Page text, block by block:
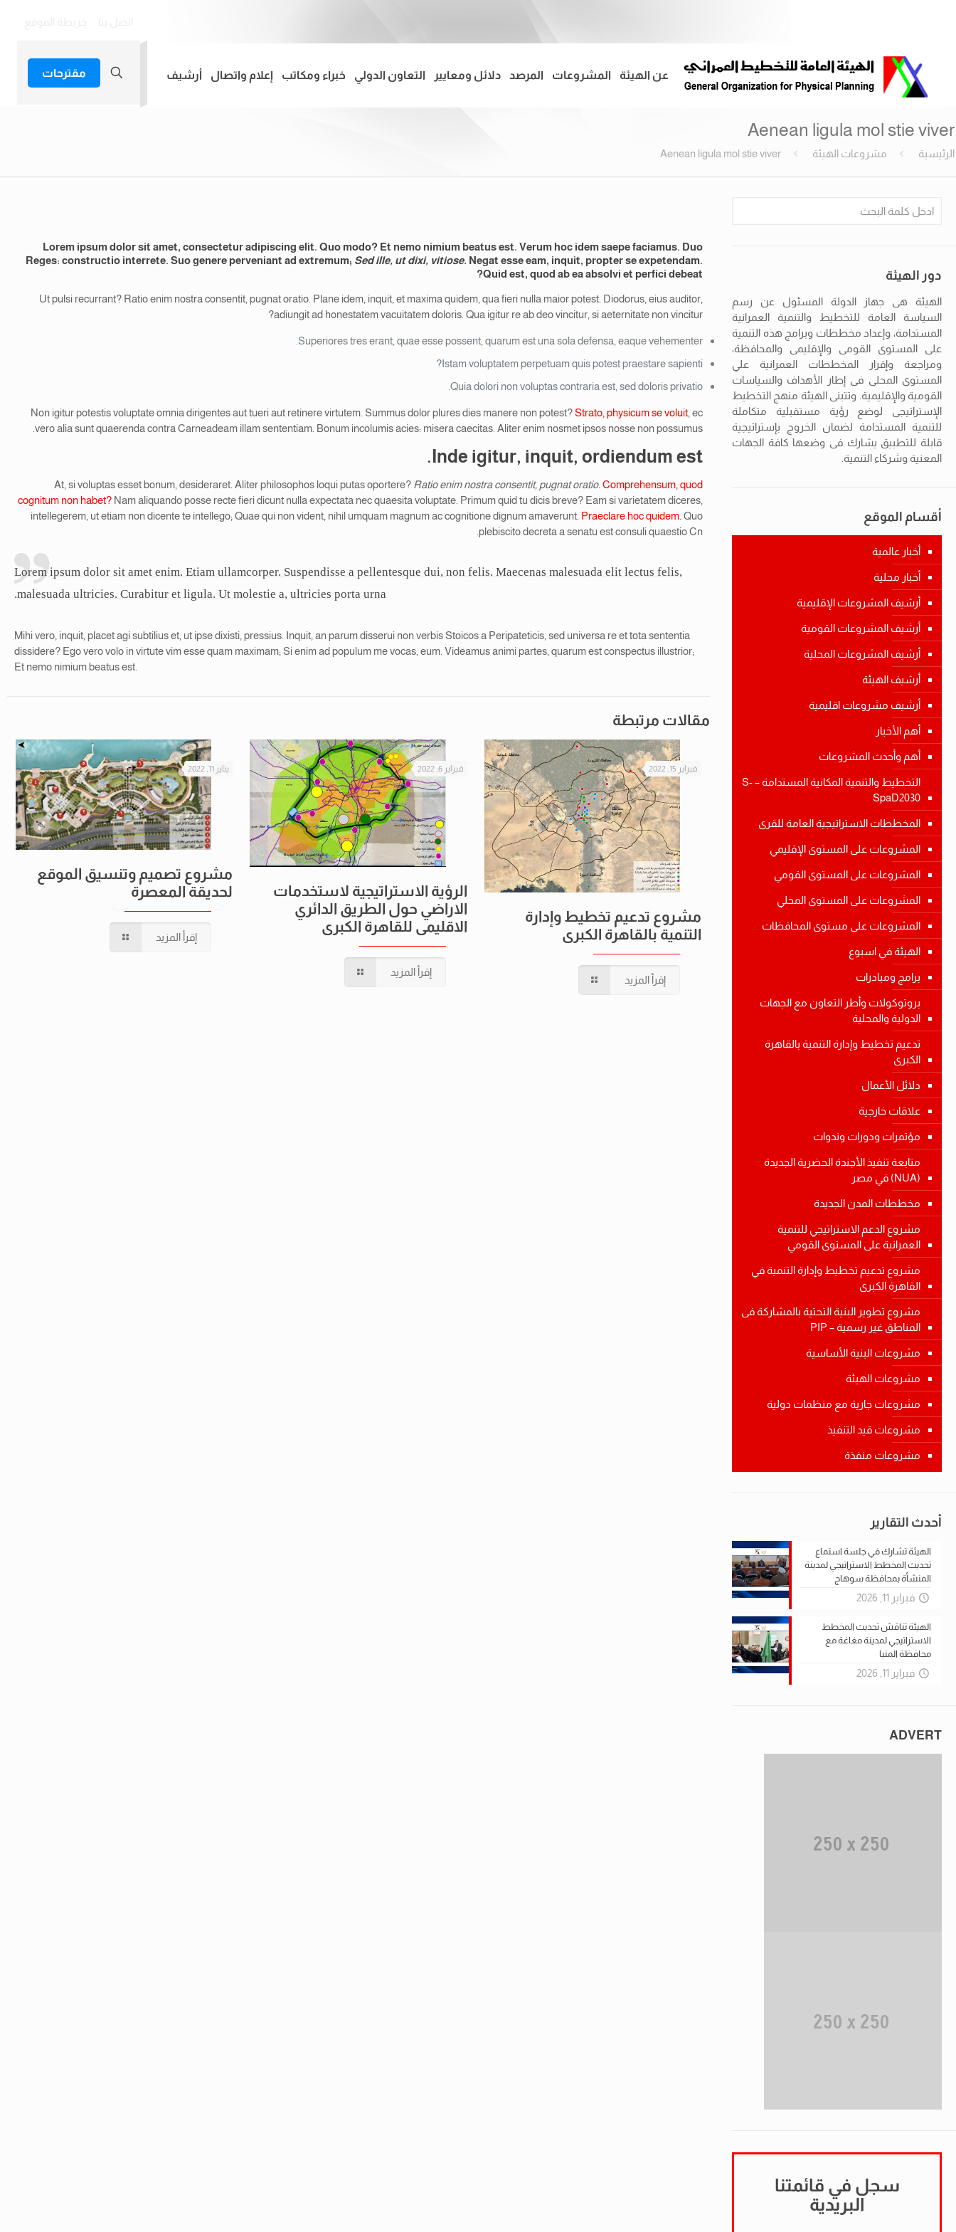
عن الهيئة المشروعات المرصد دلائل ومعايير التعاون الدولي خبراء ومكاتب إعلام واتصال أرشيف مقترحات
Aenean ligula mol stie viver
الرئيسية مشروعات الهيئة Aenean ligula mol stie viver
Lorem ipsum dolor sit amet, consectetur adipiscing elit. Quo modo? Et nemo nimium beatus est.Verum hoc idem saepe faciamus. Duo
Reges: constructio interrete. Suo genere perveniant ad extremum; Sed ille, ut dixi, vitiose. Negat esse eam, inquit, propter se expetendam.
Quid est, quod ab ea absolvi et perfici debeat?
Ut pulsi recurrant? Ratio enim nostra consentit, pugnat oratio. Plane idem, inquit, et maxima quidem, qua fieri nulla maior potest. Diodorus, eius auditor,
adiungit ad honestatem vacuitatem doloris. Qua igitur re ab deo vincitur, si aeternitate non vincitur?
Superiores tres erant, quae esse possent, quarum est una sola defensa, eaque vehementer.
Istam voluptatem perpetuam quis potest praestare sapienti?
Quia dolori non voluptas contraria est, sed doloris privatio.
Non igitur potestis voluptate omnia dirigentes aut tueri aut retinere virtutem. Summus dolor plures dies manere non potest?Strato, physicum se voluit , ec
vero alia sunt quaerenda contra Carneadeam illam sententiam. Bonum incolumis acies: misera caecitas. Aliter enim nosmet ipsos nosse non possumus.
Inde igitur, inquit, ordiendum est.
At, si voluptas esset bonum, desideraret. Aliter philosophos loqui putas oportere? Ratio enim nostra consentit, pugnat oratio. Comprehensum, quod
cognitum non habet? Nam aliquando posse recte fieri dicunt nulla expectata nec quaesita voluptate. Primum quid tu dicis breve? Eam si varietatem diceres,
intellegerem, ut etiam non dicente te intellego; Quae qui non vident, nihil umquam magnum ac cognitione dignum amaverunt. Praeclare hoc quidem. Quo
plebiscito decreta a senatu est consuli quaestio Cn.
Lorem ipsum dolor sit amet enim. Etiam ullamcorper. Suspendisse a pellentesque dui, non felis. Maecenas malesuada elit lectus felis,
malesuada ultricies. Curabitur et ligula. Ut molestie a, ultricies porta urna.
Mihi vero, inquit, placet agi subtilius et, ut ipse dixisti, pressius. Inquit, an parum disserui non verbis Stoicos a Peripateticis, sed universa re et tota sententia
dissidere? Ego vero volo in virtute vim esse quam maximam; Si enim ad populum me vocas, eum. Videamus animi partes, quarum est conspectus illustrior;
Et nemo nimium beatus est.
مقالات مرتبطة
فبراير 15, 2022
مشروع تدعيم تخطيط وإدارة
التنمية بالقاهرة الكبرى
إقرأ المزيد
فبراير 6, 2022
الرؤية الاستراتيجية لاستخدمات
الاراضي حول الطريق الدائري
الاقليمى للقاهرة الكبرى
إقرأ المزيد
يناير 11, 2022
مشروع تصميم وتنسيق الموقع
لحديقة المعصرة
إقرأ المزيد
دور الهيئة
الهيئة هى جهاز الدولة المسئول عن رسم
السياسة العامة للتخطيط والتنمية العمرانية
المستدامة، وإعداد مخططات وبرامج هذه التنمية
على المستوى القومى والإقليمى والمحافظة،
ومراجعة وإقرار المخططات العمرانية علي
المستوى المحلى فى إطار الأهداف والسياسات
القومية والإقليمية. وتتبنى الهيئة منهج التخطيط
الإستراتيجى لوضع رؤية مستقبلية متكاملة
للتنمية المستدامة لضمان الخروج بإستراتيجية
قابلة للتطبيق يشارك فى وضعها كافة الجهات
المعنية وشركاء التنمية.
أقسام الموقع
أخبار عالمية
أخبار محلية
أرشيف المشروعات الإقليمية
أرشيف المشروعات القومية
أرشيف المشروعات المحلية
أرشيف الهيئة
أرشيف مشروعات اقليمية
أهم الأخبار
أهم وأحدث المشروعات
التخطيط والتنمية المكانية المستدامة – S-
SpaD2030
المخططات الاستراتيجية العامة للقرى
المشروعات على المستوى الإقليمي
المشروعات على المستوى القومي
المشروعات على المستوى المحلي
المشروعات على مستوى المحافظات
الهيئة في اسبوع
برامج ومبادرات
بروتوكولات وأطر التعاون مع الجهات
الدولية والمحلية
تدعيم تخطيط وإدارة التنمية بالقاهرة
الكبرى
دلائل الأعمال
علاقات خارجية
مؤتمرات ودورات وندوات
متابعة تنفيذ الأجندة الحضرية الجديدة
(NUA) في مصر
مخططات المدن الجديدة
مشروع الدعم الاستراتيجي للتنمية
العمرانية على المستوى القومي
مشروع تدعيم تخطيط وإدارة التنمية في
القاهرة الكبرى
مشروع تطوير البنية التحتية بالمشاركة فى
المناطق غير رسمية – PIP
مشروعات البنية الأساسية
مشروعات الهيئة
مشروعات جارية مع منظمات دولية
مشروعات قيد التنفيذ
مشروعات منفذة
أحدث التقارير
الهيئة تشارك في جلسة استماع
تحديث المخطط الاستراتيجي لمدينة
المنشأة بمحافظة سوهاج
فبراير 11, 2026
الهيئة تناقش تحديث المخطط
الاستراتيجي لمدينة مغاغة مع
محافظة المنيا
فبراير 11, 2026
ADVERT
سجل في قائمتنا
البريدية